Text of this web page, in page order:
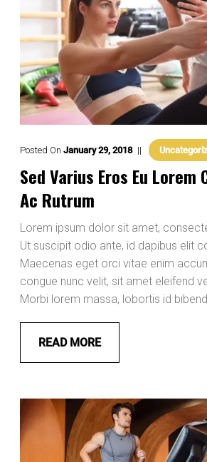
Posted On January 29, 2018
Sed Varius Eros Eu Lorem
Ac Rutrum
Lorem ipsum dolor sit amet,
Ut suscipit odio ante, id dapibus elit
Maecenas eget orci vitae enim
congue nunc velit, sit amet eleifend
Morbi lorem massa, lobortis id
READ MORE